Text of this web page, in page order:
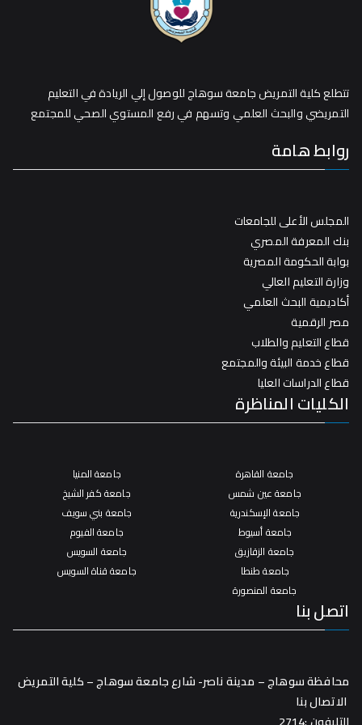
تتطلع كلية التمريض جامعة سوهاج للوصول إلي الريادة في التعليم
التمريضي والبحث العلمي وتسهم في رفع المستوي الصحي للمجتمع
روابط هامة
المجلس الأعلى للجامعات
بنك المعرفة المصري
بوابة الحكومة المصرية
وزارة التعليم العالي
أكاديمية البحث العلمي
مصر الرقمية
قطاع التعليم والطلاب
قطاع خدمة البيئة والمجتمع
قطاع الدراسات العليا
الكليات المناظرة
جامعة القاهرة
جامعة عين شمس
جامعة الإسكندرية
جامعة أسيوط
جامعة الزقازيق
جامعة طنطا
جامعة المنصورة
جامعة المنيا
جامعة كفر الشيخ
جامعة بني سويف
جامعة الفيوم
جامعة السويس
جامعة قناة السويس
اتصل بنا
محافظة سوهاج – مدينة ناصر- شارع جامعة سوهاج – كلية التمريض
الاتصال بنا